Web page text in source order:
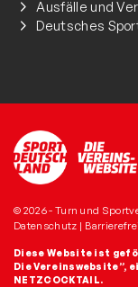
Ausfälle und
Deutsches
© 2026 - Turn und
Datenschutz |
Diese Website ist
Die Vereinswebsite”,
NETZCOCKTAIL.